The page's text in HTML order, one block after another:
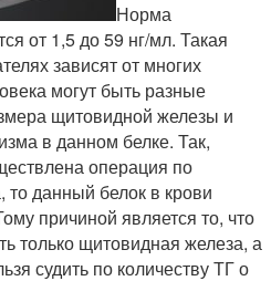
Норма
от 1,5 до 59 нг/мл. Такая
зависят от многих
могут быть разные
щитовидной железы и
в данном белке. Так,
операция по
данный белок в крови
причиной является то, что
только щитовидная железа, а
судить по количеству ТГ о